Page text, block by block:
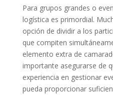
Para grupos grandes o
logística es primordial.
opción de dividir a los
que compiten
elemento extra de
importante asegurarse de
experiencia en gestionar
pueda proporcionar